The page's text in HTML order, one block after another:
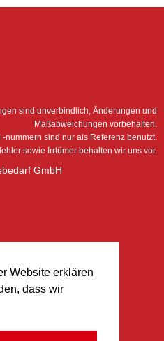
Website erklären
dass wir
sind unverbindlich, Änderungen und
Maßabweichungen vorbehalten.
nummern sind nur als Referenz benutzt.
sowie Irrtümer behalten wir uns vor.
GmbH